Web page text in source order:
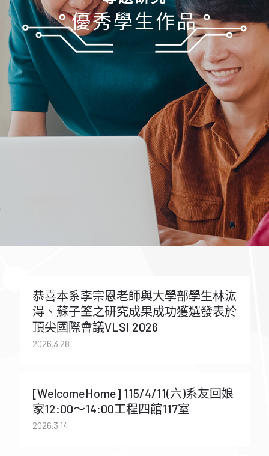
優秀學生作品
恭喜本系李宗恩老師與大學部學生林汯
淂、蘇子筌之研究成果成功獲選發表於
頂尖國際會議VLSI 2026
2026.3.28
[WelcomeHome] 115/4/11(六)系友回娘
家12:00～14:00工程四館117室
2026.3.14